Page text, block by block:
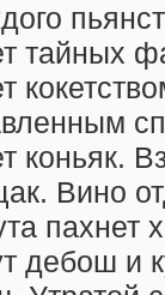
тайных
коньяк.
Вино
пахнет
дебош и